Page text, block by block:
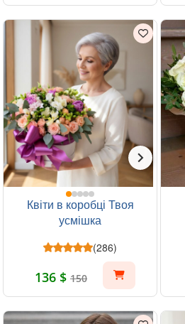
Квіти в коробці Твоя
усмішка
(286)
136 $ 150